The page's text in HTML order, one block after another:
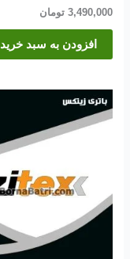
3,490,000 تومان
افزودن به سبد خرید